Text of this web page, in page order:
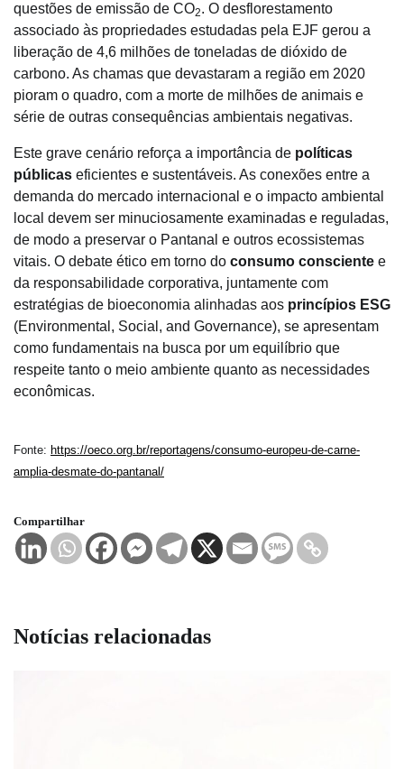
questões de emissão de CO2. O desflorestamento
associado às propriedades estudadas pela EJF gerou a
liberação de 4,6 milhões de toneladas de dióxido de
carbono. As chamas que devastaram a região em 2020
pioram o quadro, com a morte de milhões de animais e
série de outras consequências ambientais negativas.
Este grave cenário reforça a importância de políticas
públicas eficientes e sustentáveis. As conexões entre a
demanda do mercado internacional e o impacto ambiental
local devem ser minuciosamente examinadas e reguladas,
de modo a preservar o Pantanal e outros ecossistemas
vitais. O debate ético em torno do consumo consciente e
da responsabilidade corporativa, juntamente com
estratégias de bioeconomia alinhadas aos princípios ESG
(Environmental, Social, and Governance), se apresentam
como fundamentais na busca por um equilíbrio que
respeite tanto o meio ambiente quanto as necessidades
econômicas.
Fonte: https://oeco.org.br/reportagens/consumo-europeu-de-carne-
amplia-desmate-do-pantanal/
Compartilhar
Notícias relacionadas